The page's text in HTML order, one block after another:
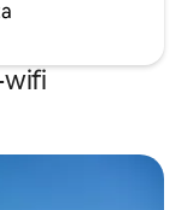
wifi